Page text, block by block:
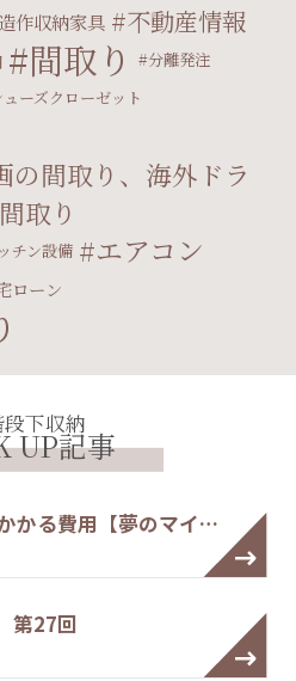
作収納家具 不動産情報
間取り 分離発注
ューズクローゼット
の間取り、海外ドラ
取り
チン設備 エアコン
ローン
下収納
UP記事
かる費用【夢のマイ…
第27回